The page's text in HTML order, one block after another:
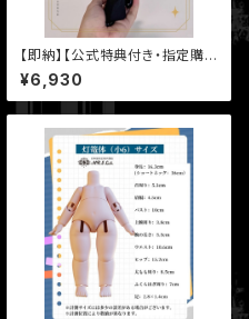
【即納】【公式特典付き・指定購
入ブリスター・ヴァンパイア・ロラ
ンROLAN】【永夜刻痕】シリーズ
特6 BJD ブラインドドール
¥6,930